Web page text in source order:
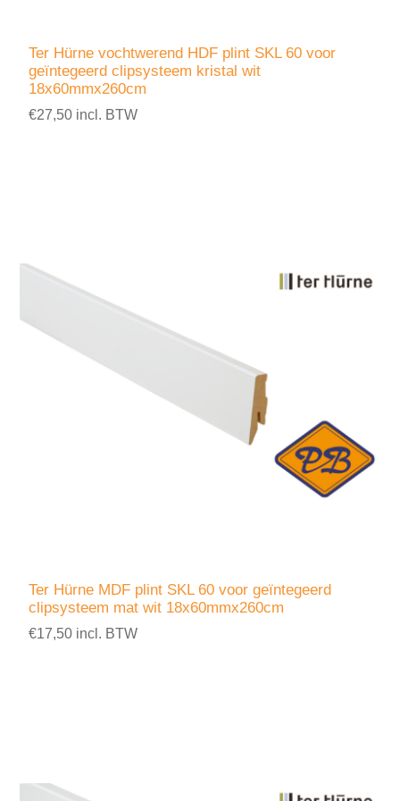
Ter Hürne vochtwerend HDF plint SKL 60 voor
geïntegeerd clipsysteem kristal wit
18x60mmx260cm
€27,50 incl. BTW
Ter Hürne MDF plint SKL 60 voor geïntegeerd
clipsysteem mat wit 18x60mmx260cm
€17,50 incl. BTW